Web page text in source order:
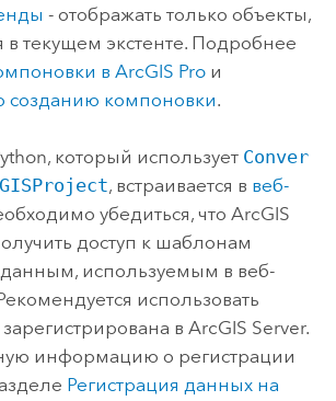
- отображать только объекты,
текущем экстенте. Подробнее
в ArcGIS Proи
созданию компоновки.
, который использует Conver
, встраивается в веб-
убедиться, что ArcGIS
доступ к шаблонам
используемым в веб-
использовать
в ArcGIS Server.
информацию о регистрации
Регистрация данных на